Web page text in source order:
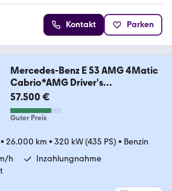
Kontakt Parken
Mercedes-Benz E 53 AMG 4Matic
Cabrio*AMG Driver's
Package*LED*
57.500 €
Guter Preis
• 26.000 km • 320 kW (435 PS) • Benzin
h
Inzahlungnahme